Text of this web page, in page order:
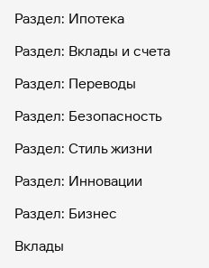
Раздел: Ипотека
Раздел: Вклады и счета
Раздел: Переводы
Раздел: Безопасность
Раздел: Стиль жизни
Раздел: Инновации
Раздел: Бизнес
Вклады